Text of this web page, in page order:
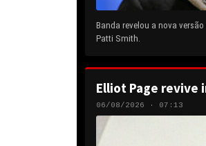
Banda revelou a nova
Patti Smith.
Elliot Page revive
06/08/2026 · 07:13